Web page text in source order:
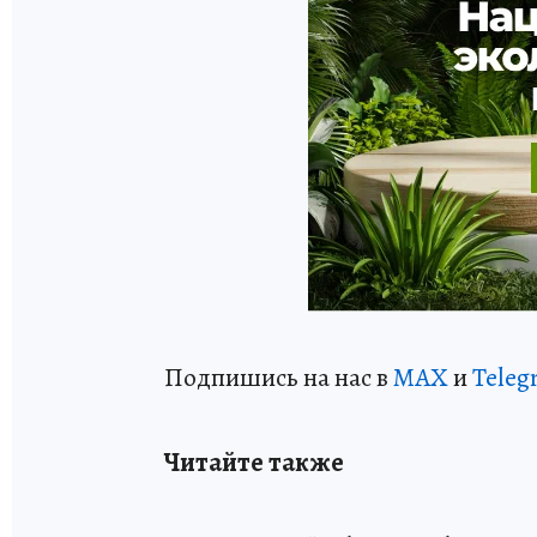
Подпишись на нас вMAXи
Читайте также